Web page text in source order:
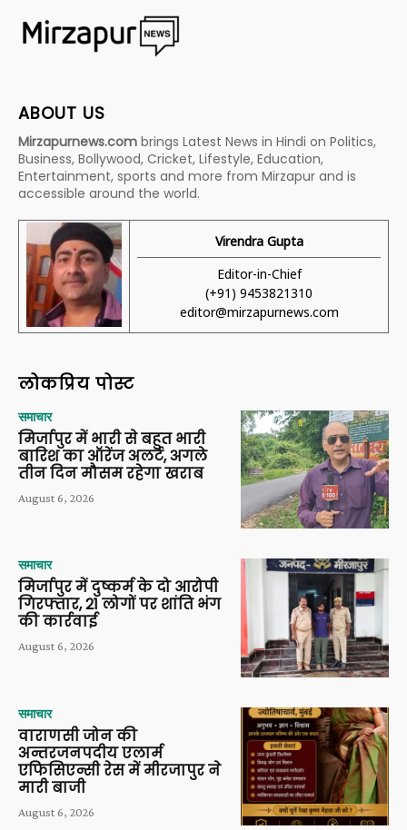
ABOUT US
Mirzapurnews.com brings Latest News in Hindi on Politics,
Business, Bollywood, Cricket, Lifestyle, Education,
Entertainment, sports and more from Mirzapur and is
accessible around the world.
Virendra Gupta
Editor-in-Chief
(+91) 9453821310
editor@mirzapurnews.com
लोकप्रिय पोस्ट
समाचार
मिर्जापुर में भारी से बहुत भारी
बारिश का ऑरेंज अलर्ट, अगले
तीन दिन मौसम रहेगा खराब
August 6, 2026
समाचार
मिर्जापुर में दुष्कर्म के दो आरोपी
गिरफ्तार, 21 लोगों पर शांति भंग
की कार्रवाई
August 6, 2026
समाचार
वाराणसी जोन की
अन्तरजनपदीय एलार्म
एफिसिएन्सी रेस में मीरजापुर ने
मारी बाजी
August 6, 2026